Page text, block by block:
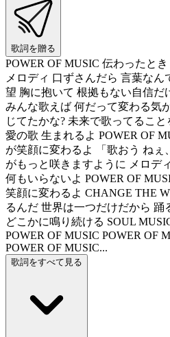
歌詞を贈る
POWER OF MUSIC 伝わったと
メロディ 口ずさんだら 言葉な
望 胸に抱いて 根拠もない自信だ
みんな歌えば 何だって変わる気
じてたかな? 未来で歌ってるこ
愛の歌 生まれるよ POWER OF
が笑顔に変わるよ 「歌おう ねぇ
がもっと咲きますように メロデ
何もいらないよ POWER OF
笑顔に変わるよ CHANGE THE
るんだ 世界は一つだけだから
どこかに鳴り続ける SOUL
POWER OF MUSIC POWER OF
POWER OF MUSIC...
歌詞をすべて見る